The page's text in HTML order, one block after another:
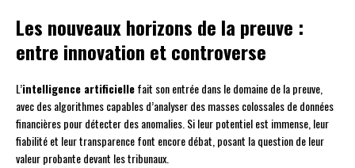
Les nouveaux horizons de la preuve :
entre innovation et controverse
L’intelligence artificiellefait son entrée dans le domaine de la preuve,
avec des algorithmes capables d’analyser des masses colossales de données
financières pour détecter des anomalies. Si leur potentiel est immense, leur
fiabilité et leur transparence font encore débat, posant la question de leur
valeur probante devant les tribunaux.